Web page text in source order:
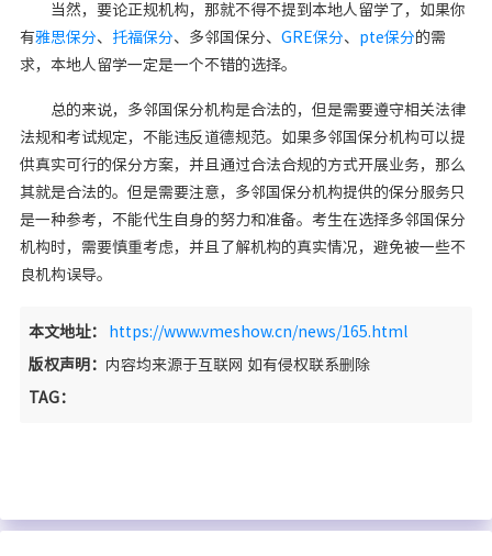
当然，要论正规机构，那就不得不提到本地人留学了，如果你
有雅思保分、 托福保分、多邻国保分、 GRE保分、 pte保分 的需
求，本地人留学一定是一个不错的选择。
总的来说，多邻国保分机构是合法的，但是需要遵守相关法律
法规和考试规定，不能违反道德规范。如果多邻国保分机构可以提
供真实可行的保分方案，并且通过合法合规的方式开展业务，那么
其就是合法的。但是需要注意，多邻国保分机构提供的保分服务只
是一种参考，不能代生自身的努力和准备。考生在选择多邻国保分
机构时，需要慎重考虑，并且了解机构的真实情况，避免被一些不
良机构误导。
本文地址： https://www.vmeshow.cn/news/165.html
版权声明： 内容均来源于互联网 如有侵权联系删除
TAG：